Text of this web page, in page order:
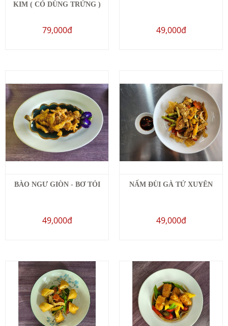
KIM ( CÓ DÙNG TRỨNG )
79,000đ 49,000đ
BÀO NGƯ GIÒN - BƠ TỎI
49,000đ
NẤM ĐÙI GÀ TỨ XUYÊN
49,000đ